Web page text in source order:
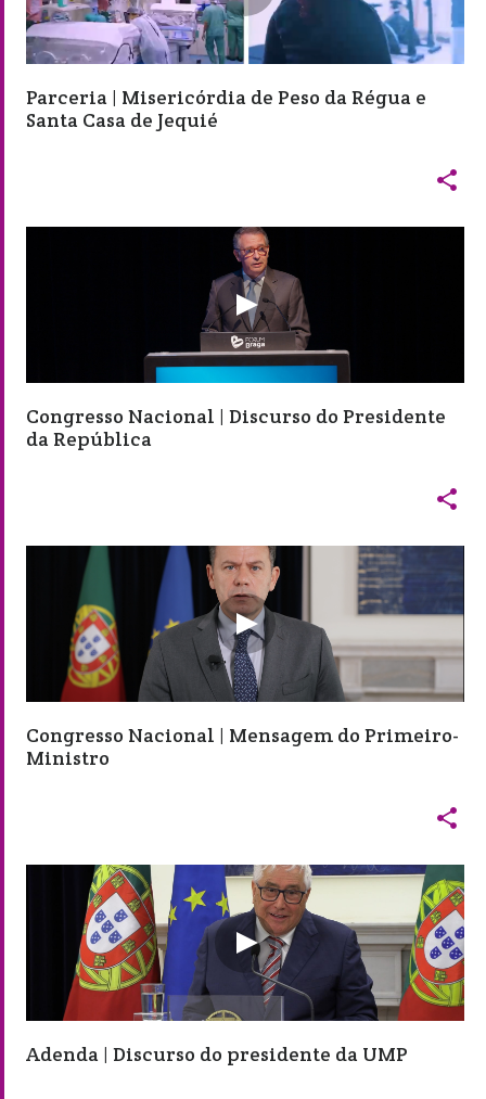
Parceria | Misericórdia de Peso da Régua e
Santa Casa de Jequié

Congresso Nacional | Discurso do Presidente
da República

Congresso Nacional | Mensagem do Primeiro-
Ministro

Adenda | Discurso do presidente da UMP